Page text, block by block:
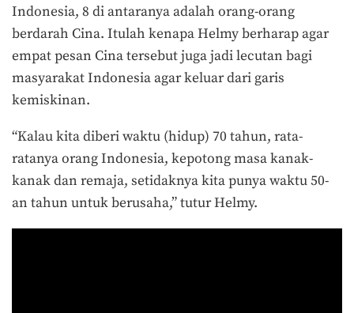
Indonesia, 8 di antaranya adalah orang-orang
berdarah Cina. Itulah kenapa Helmy berharap agar
empat pesan Cina tersebut juga jadi lecutan bagi
masyarakat Indonesia agar keluar dari garis
kemiskinan.
“Kalau kita diberi waktu (hidup) 70 tahun, rata-
ratanya orang Indonesia, kepotong masa kanak-
kanak dan remaja, setidaknya kita punya waktu 50-
an tahun untuk berusaha,” tutur Helmy.